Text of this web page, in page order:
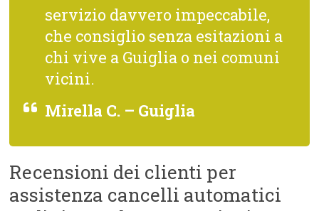
servizio davvero impeccabile,
che consiglio senza esitazioni a
chi vive a Guiglia o nei comuni
vicini.
Mirella C. – Guiglia
Recensioni dei clienti per
assistenza cancelli automatici